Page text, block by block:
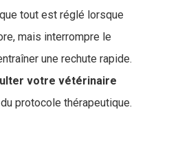
tout est réglé lorsque
mais interrompre le
une rechute rapide.
votre vétérinaire
protocole thérapeutique.